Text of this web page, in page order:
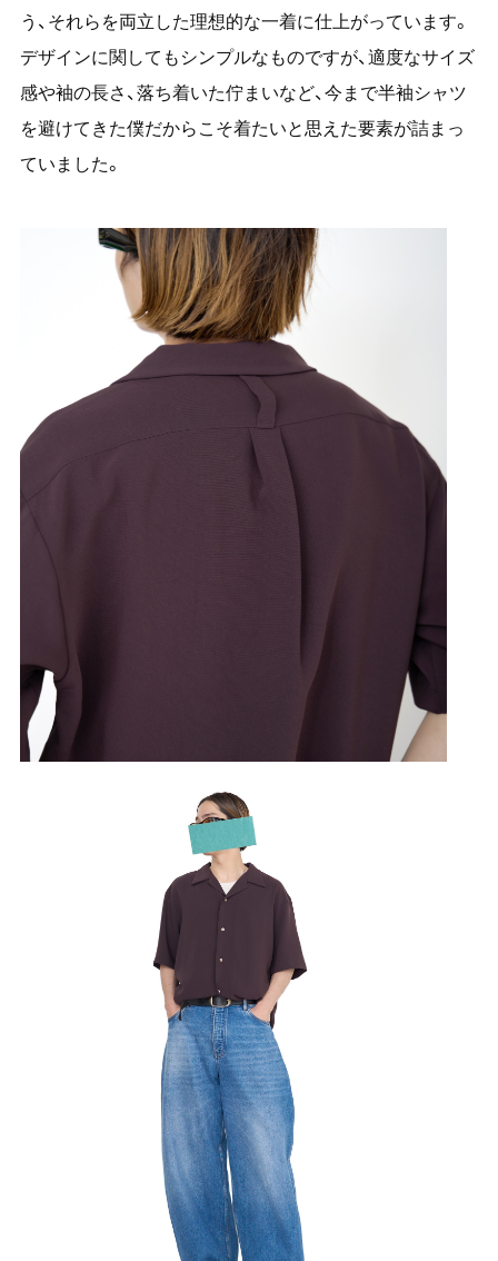
う、それらを両立した理想的な一着に仕上がっています。
デザインに関してもシンプルなものですが、適度なサイズ
感や袖の長さ、落ち着いた佇まいなど、今まで半袖シャツ
を避けてきた僕だからこそ着たいと思えた要素が詰まっ
ていました。